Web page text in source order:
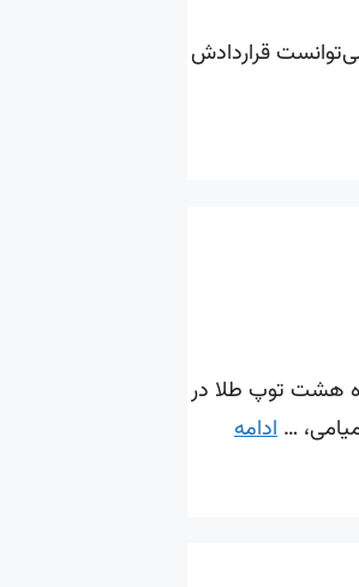
قراردادش
هشت توپ طلا در
ادامه